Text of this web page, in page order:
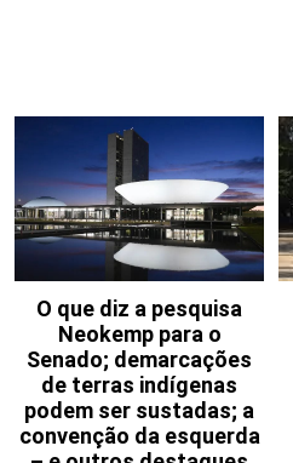
O que diz a pesquisa
Neokemp para o
Senado; demarcações
de terras indígenas
podem ser sustadas; a
convenção da esquerda